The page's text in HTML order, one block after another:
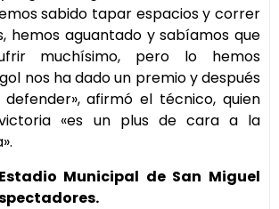
sabido tapar espacios y correr
hemos aguantado y sabíamos que
muchísimo, pero lo hemos
nos ha dado un premio y después
defender», afirmó el técnico, quien
«es un plus de cara a la
Estadio Municipal de San Miguel